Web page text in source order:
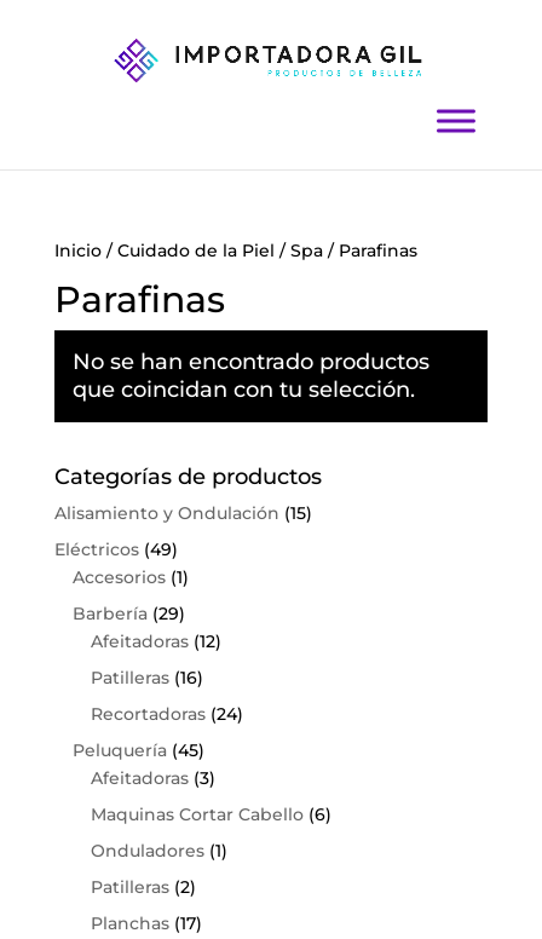
Inicio/Cuidado de la Piel /Spa/ Parafinas
Parafinas
No se han encontrado productos
que coincidan con tu selección.
Categorías de productos
Alisamiento y Ondulación (15)
Eléctricos (49)
Accesorios (1)
Barbería (29)
Afeitadoras (12)
Patilleras (16)
Recortadoras (24)
Peluquería (45)
Afeitadoras (3)
Maquinas Cortar Cabello (6)
Onduladores (1)
Patilleras (2)
Planchas (17)